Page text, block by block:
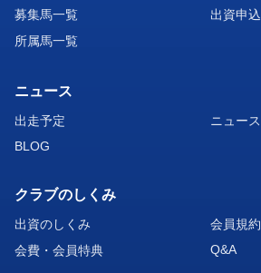
募集馬一覧
出資申込
所属馬一覧
ニュース
出走予定
ニュース
BLOG
クラブのしくみ
出資のしくみ
会員規約
会費・会員特典
Q&A